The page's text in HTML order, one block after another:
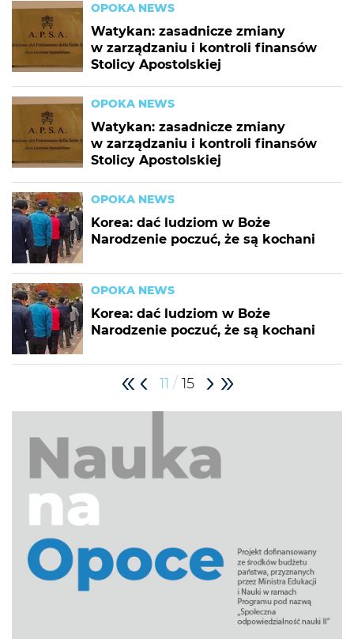
OPOKA NEWS
Watykan: zasadnicze zmiany
w zarządzaniu i kontroli finansów
Stolicy Apostolskiej
OPOKA NEWS
Watykan: zasadnicze zmiany
w zarządzaniu i kontroli finansów
Stolicy Apostolskiej
OPOKA NEWS
Korea: dać ludziom w Boże
Narodzenie poczuć, że są kochani
OPOKA NEWS
Korea: dać ludziom w Boże
Narodzenie poczuć, że są kochani
11 / 15